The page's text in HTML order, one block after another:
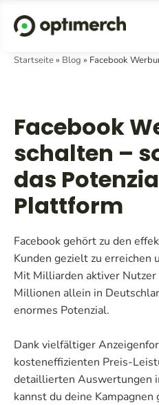
Startseite» Blog » Facebook
Facebook
schalten –
das
Plattform
Facebook gehört zu den
Kunden gezielt zu erreichen
Mit Milliarden aktiver
Millionen allein in
enormes Potenzial.
Dank vielfältiger
kosteneffizienten Preis-
detaillierten Auswertungen
kannst du deine